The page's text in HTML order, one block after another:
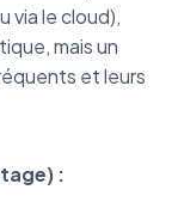
via le cloud),
mais un
et leurs
: